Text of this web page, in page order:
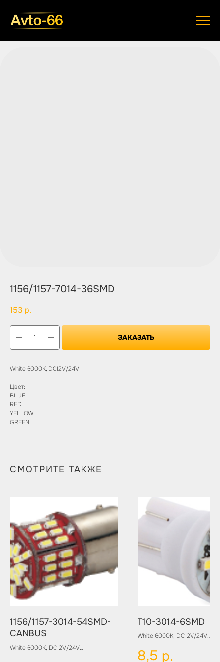
1156/1157-7014-36SMD
153 р.
ЗАКАЗАТЬ
White 6000K, DC12V/24V
Цвет:
BLUE
RED
YELLOW
GREEN
СМОТРИТЕ ТАКЖЕ
1156/1157-3014-54SMD-
CANBUS
White 6000K, DC12V/24V
T10-3014-6SMD
White 6000K, DC12V/24V
Цвет:
8,5 р.